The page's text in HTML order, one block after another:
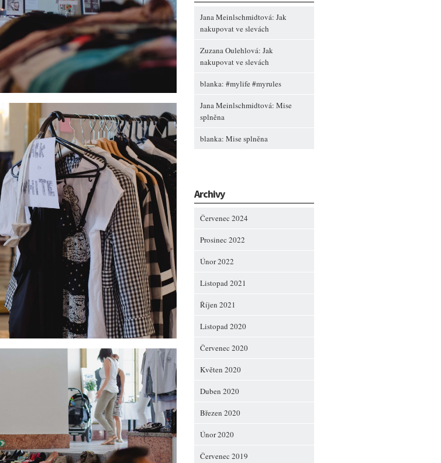
Jana Meinlschmidtová: Jak
nakupovat ve slevách
Zuzana Oulehlová: Jak
nakupovat ve slevách
blanka: #mylife #myrules
Jana Meinlschmidtová: Mise
splněna
blanka: Mise splněna
Archivy
Červenec 2024
Prosinec 2022
Únor 2022
Listopad 2021
Říjen 2021
Listopad 2020
Červenec 2020
Květen 2020
Duben 2020
Březen 2020
Únor 2020
Červenec 2019